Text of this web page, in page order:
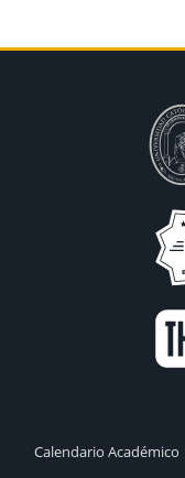
Calendario Académico